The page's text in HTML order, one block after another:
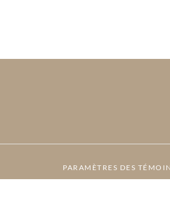
PARAMÈTRES DES